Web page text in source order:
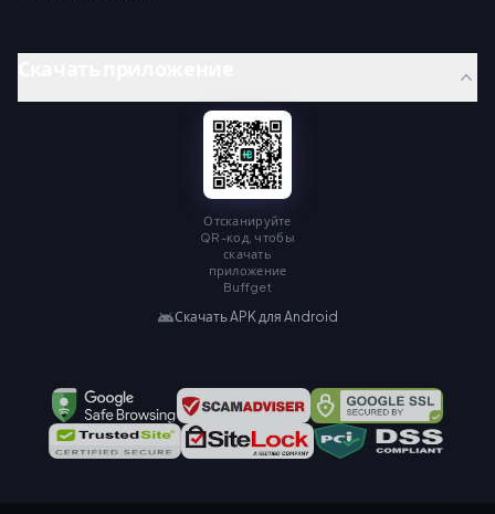
Отсканируйте
QR-код, чтобы
скачать
приложение
Buffget
Скачать APK для Android